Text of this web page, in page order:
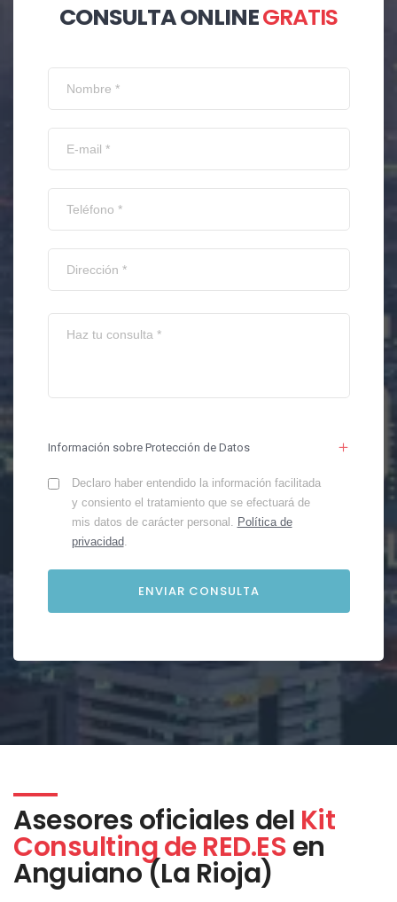
CONSULTA ONLINEGRATIS
Información sobre Protección de Datos
Declaro haber entendido la información facilitada
y consiento el tratamiento que se efectuará de
mis datos de carácter personal. Política de
privacidad.
Asesores oficiales del Kit
Consulting de RED.ESen
Anguiano (La Rioja)